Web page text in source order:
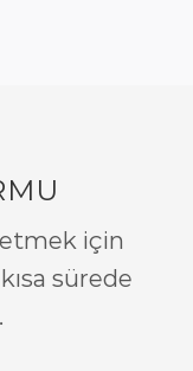
için
sürede